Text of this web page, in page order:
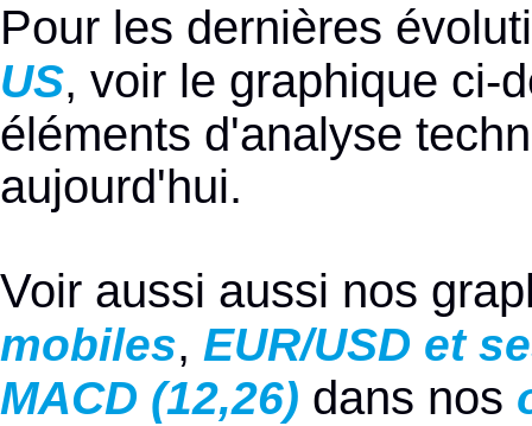
Pour les dernières
US, voir le graphique ci-
éléments d'analyse
aujourd'hui.
Voir aussi aussi nos
mobiles, EUR/USD et
MACD (12,26) dans nos